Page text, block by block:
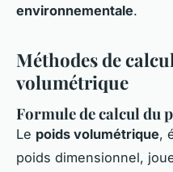
environnementale.
Méthodes de
volumétrique
Formule de calcul du
Le poids volumétrique,
poids dimensionnel,